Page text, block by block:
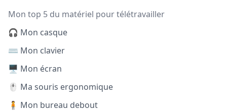
Mon top 5 du matériel pour télétravailler
🎧 Mon casque
⌨️ Mon clavier
🖥️ Mon écran
🖱️ Ma souris ergonomique
🧍 Mon bureau debout